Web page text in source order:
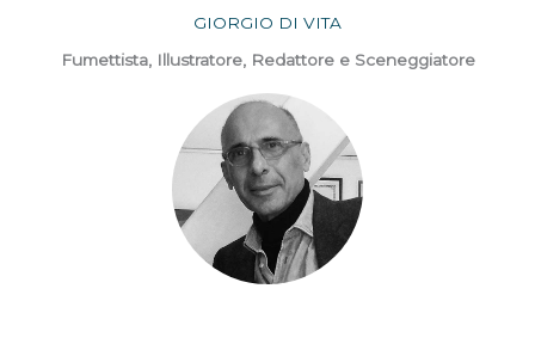
GIORGIO DI VITA
Fumettista, Illustratore, Redattore e Sceneggiatore